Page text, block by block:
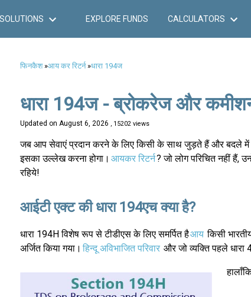
SOLUTIONS EXPLORE FUNDS CALCULATORS
फिनकैश»आय कर रिटर्न»धारा 194ज
धारा 194ज - ब्रोकरेज और
Updated on August 6, 2026 , 15202 views
जब आप सेवाएं प्रदान करने के लिए किसी के साथ जुड़ते हैं और बदले में
इसका उल्लेख करना होगा। आयकर रिटर्न? जो लोग परिचित नहीं हैं,
रहिये!
आईटी एक्ट की धारा 194एच क्या है?
धारा 194H विशेष रूप से टीडीएस के लिए समर्पित हैआय किसी
अर्जित किया गया। हिन्दू अविभाजित परिवार और जो व्यक्ति पहले